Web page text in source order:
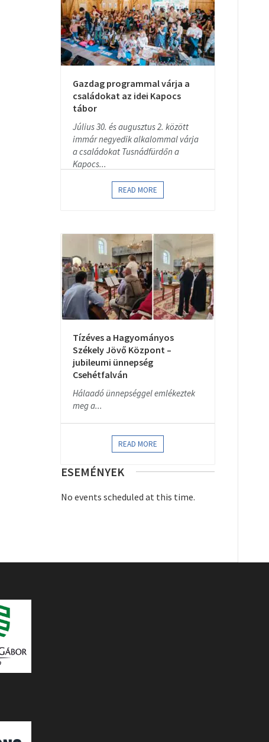
Gazdag programmal várja a
családokat az idei Kapocs
tábor
Július 30. és augusztus 2. között
immár negyedik alkalommal várja
a családokat Tusnádfürdőn a
Kapocs...
READ MORE
Tízéves a Hagyományos
Székely Jövő Központ –
jubileumi ünnepség
Csehétfalván
Hálaadó ünnepséggel emlékeztek
meg a...
READ MORE
ESEMÉNYEK
No events scheduled at this time.